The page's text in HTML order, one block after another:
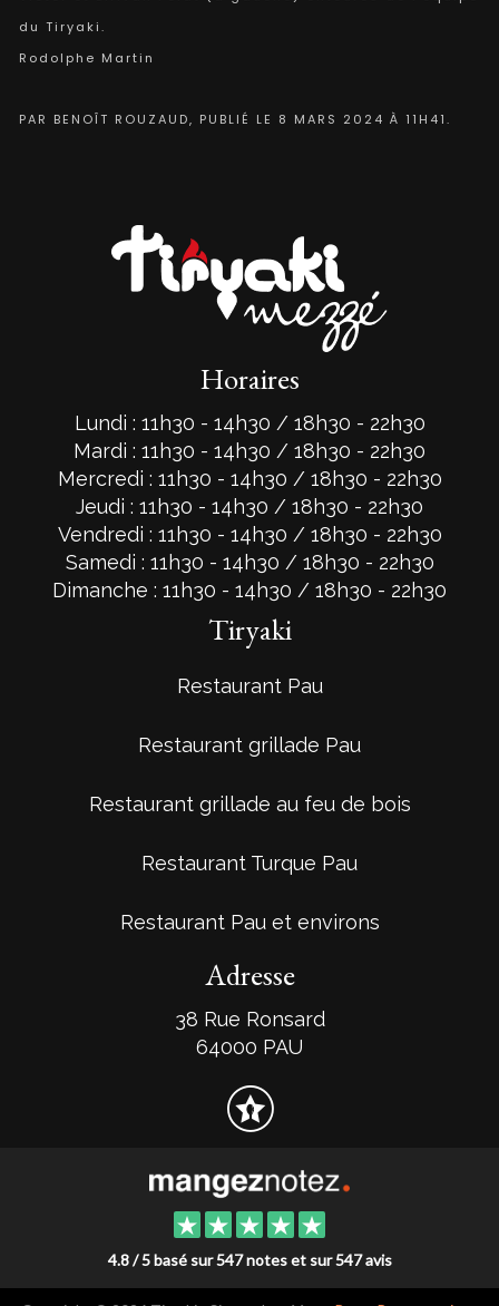
du Tiryaki.
Rodolphe Martin
PAR BENOÎT ROUZAUD, PUBLIÉ LE 8 MARS 2024 À 11H41.
Horaires
Lundi : 11h30 - 14h30 / 18h30 - 22h30
Mardi : 11h30 - 14h30 / 18h30 - 22h30
Mercredi : 11h30 - 14h30 / 18h30 - 22h30
Jeudi : 11h30 - 14h30 / 18h30 - 22h30
Vendredi : 11h30 - 14h30 / 18h30 - 22h30
Samedi : 11h30 - 14h30 / 18h30 - 22h30
Dimanche : 11h30 - 14h30 / 18h30 - 22h30
Tiryaki
Restaurant Pau
Restaurant grillade Pau
Restaurant grillade au feu de bois
Restaurant Turque Pau
Restaurant Pau et environs
Adresse
38 Rue Ronsard
64000 PAU
4.8 / 5 basé sur 547 notes et sur 547 avis